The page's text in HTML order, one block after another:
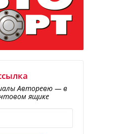
Авторевю — в
ящике